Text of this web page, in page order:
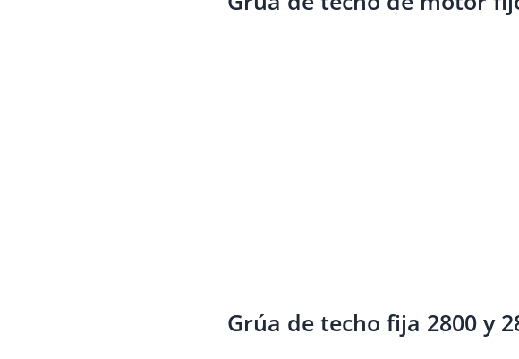
Grúa de techo fija 2800 y